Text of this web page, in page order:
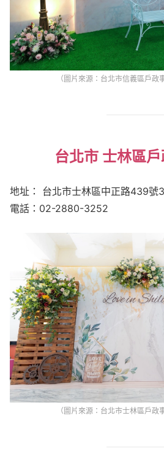
（圖片來源：台北市信義區戶政
台北市 士林區
地址： 台北市士林區中正路439號3
電話： 02-2880-3252
（圖片來源：台北市士林區戶政